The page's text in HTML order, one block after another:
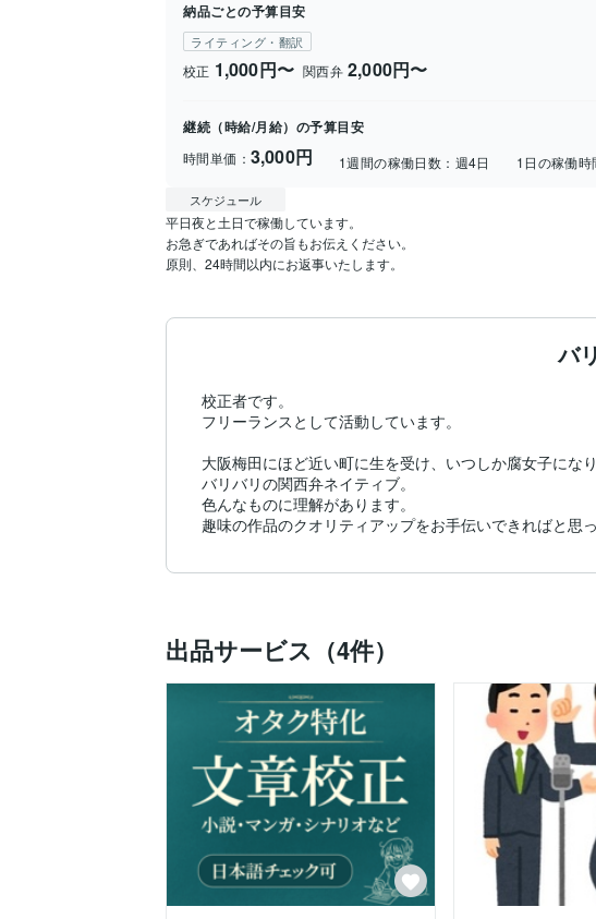
納品ごとの予算目安
ライティング・翻訳
校正 1,000円〜 関西弁 2,000円〜
継続（時給/月給）の予算目安
時間単価： 3,000円 1週間の稼働日数： 週4日 1日の稼働時
スケジュール
平日夜と土日で稼働しています。
お急ぎであればその旨もお伝えください。
原則、24時間以内にお返事いたします。
バ
校正者です。
フリーランスとして活動しています。
大阪梅田にほど近い町に生を受け、いつしか腐女子になり
バリバリの関西弁ネイティブ。
色んなものに理解があります。
趣味の作品のクオリティアップをお手伝いできればと思っ
出品サービス（4件）